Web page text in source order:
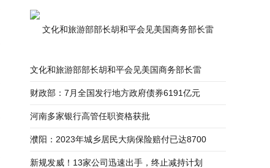
文化和旅游部部长胡和平会见美国商务部长雷
文化和旅游部部长胡和平会见美国商务部长雷
财政部：7月全国发行地方政府债券6191亿元
河南多家银行高管任职资格获批
濮阳：2023年城乡居民大病保险赔付已达8700
新规发威！13家公司迅速出手，终止减持计划